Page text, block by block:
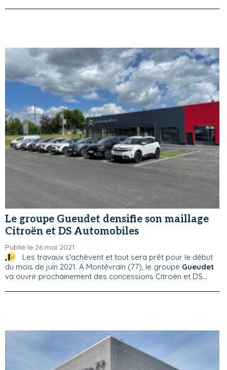
Le groupe Gueudet densifie son maillage
Citroën et DS Automobiles
Publié le 26 mai 2021
Les travaux s'achèvent et tout sera prêt pour le début
du mois de juin 2021. A Montévrain (77), le groupe Gueudet
va ouvrir prochainement des concessions Citroën et DS...